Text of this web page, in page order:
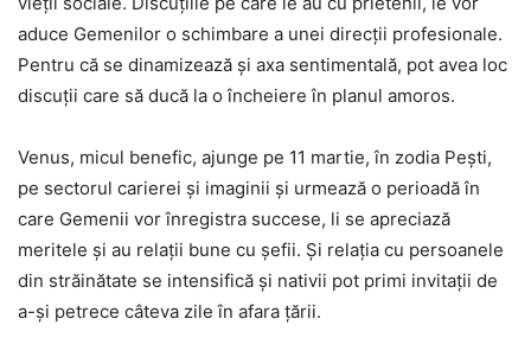
aduce Gemenilor o schimbare a unei direcții profesionale.
Pentru că se dinamizează și axa sentimentală, pot avea loc
discuții care să ducă la o încheiere în planul amoros.
Venus, micul benefic, ajunge pe 11 martie, în zodia Pești,
pe sectorul carierei și imaginii și urmează o perioadă în
care Gemenii vor înregistra succese, li se apreciază
meritele și au relații bune cu șefii. Și relația cu persoanele
din străinătate se intensifică și nativii pot primi invitații de
a-și petrece câteva zile în afara țării.